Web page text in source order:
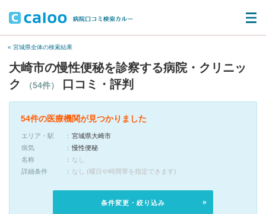
« 宮城県全体の検索結果
大崎市の慢性便秘を診察する病院・クリニッ
ク
（54件） 口コミ・評判
54件の医療機関が見つかりました
エリア・駅
宮城県大崎市
病気
慢性便秘
名称
なし
詳細条件
なし (曜日や時間帯を指定できます)
条件変更・絞り込み